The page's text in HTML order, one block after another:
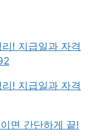
! 지급일과 자격
! 지급일과 자격
면 간단하게 끝!